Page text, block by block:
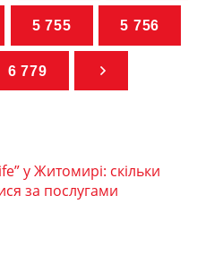
5 755 5 756
6 779
у Житомирі: скільки
за послугами